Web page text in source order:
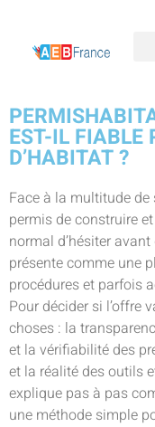
EST-IL FIABLE
D’HABITAT ?
Face à la multitude de
permis de construire
normal d’hésiter
présente comme une
procédures et parfois
Pour décider si l’offre
choses : la
et la vérifiabilité des
et la réalité des outils
explique pas à pas
une méthode simple